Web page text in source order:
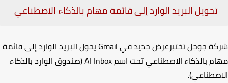
تحويل البريد الوارد إلى قائمة مهام بالذكاء الاصطناعي
جوجل تختبرعرض جديد فيGmailيحول البريد الوارد إلى قائمة
بالذكاء الاصطناعي تحت اسمAI Inbox (صندوق الوارد بالذكاء